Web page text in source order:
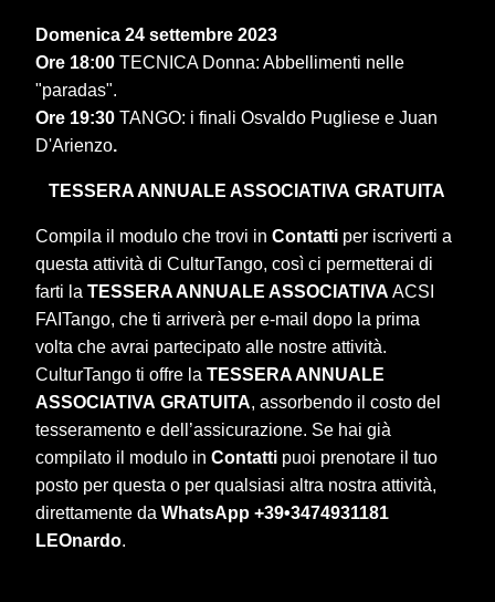
Domenica 24 settembre 2023
Ore 18:00 TECNICA Donna: Abbellimenti nelle
"paradas".
Ore 19:30 TANGO: i finali Osvaldo Pugliese e Juan
D'Arienzo.
TESSERA ANNUALE ASSOCIATIVA GRATUITA
Compila il modulo che trovi inContatti per iscriverti a
questa attività di CulturTango, così ci permetterai di
farti laTESSERA ANNUALE ASSOCIATIVA ACSI
FAITango, che ti arriverà per e-mail dopo la prima
volta che avrai partecipato alle nostre attività.
CulturTango ti offre laTESSERA ANNUALE
ASSOCIATIVA GRATUITA, assorbendo il costo del
tesseramento e dell’assicurazione. Se hai già
compilato il modulo inContatti puoi prenotare il tuo
posto per questa o per qualsiasi altra nostra attività,
direttamente da WhatsApp +39•3474931181
LEOnardo.